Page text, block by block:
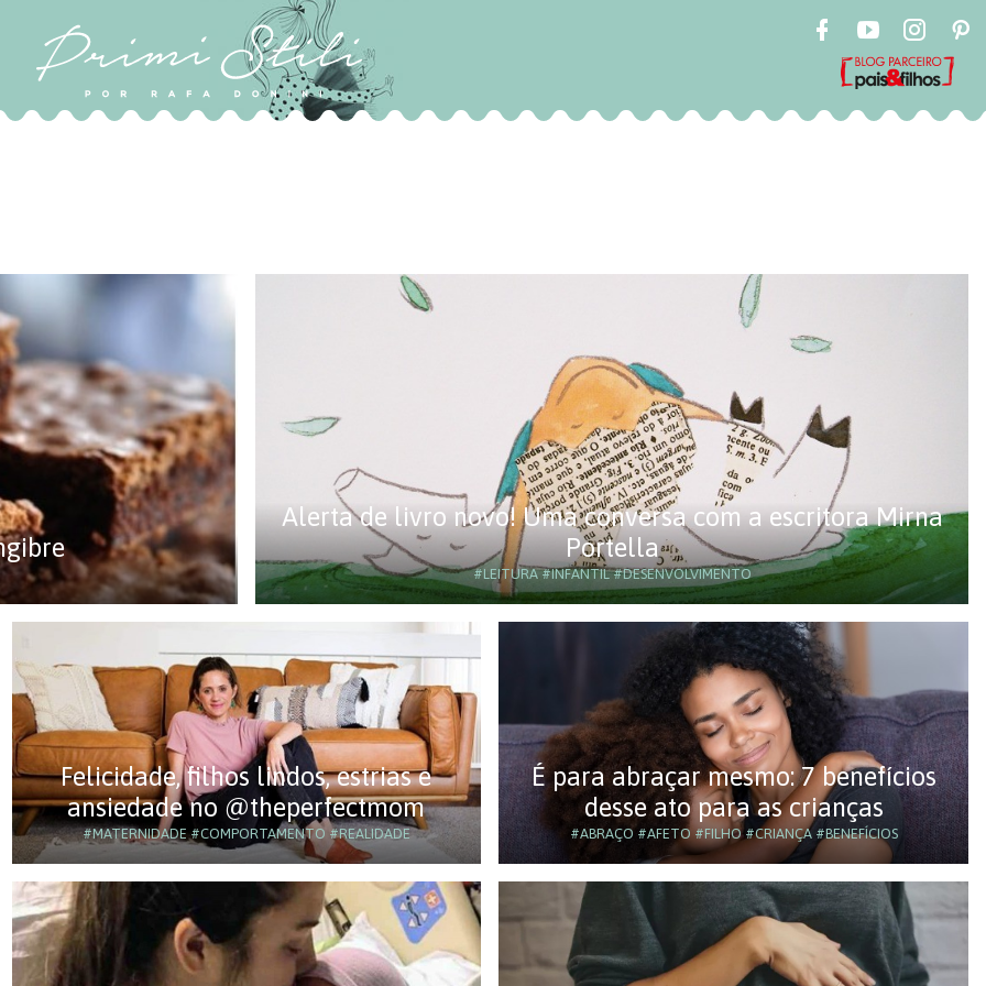
Alerta de livro novo! Uma conversa com a escritora Mirna
Portella
#LEITURA#INFANTIL#DESENVOLVIMENTO
Felicidade, filhos lindos, estrias e
ansiedade no @theperfectmom
#MATERNIDADE#COMPORTAMENTO #REALIDADE
É para abraçar mesmo: 7 benefícios
desse ato para as crianças
#ABRAÇO #AFETO #FILHO#CRIANÇA#BENEFÍCIOS